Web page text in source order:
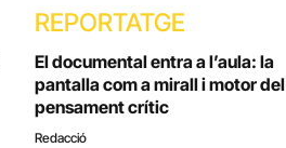
REPORTATGE
El documental entra a l’aula: la
pantalla com a mirall i motor del
pensament crític
Redacció